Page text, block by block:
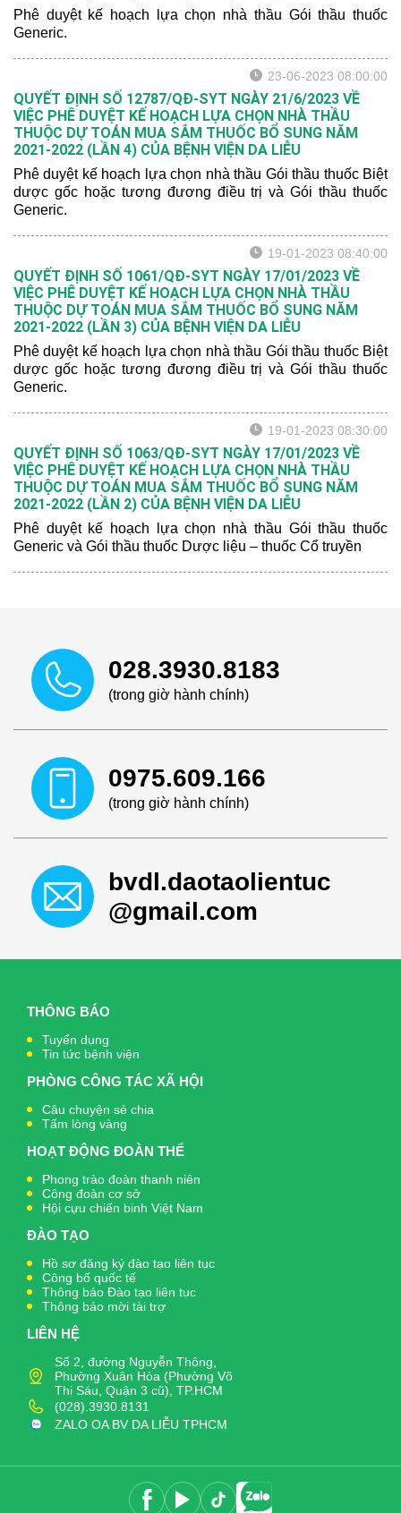
Phê duyệt kế hoạch lựa chọn nhà thầu Gói thầu thuốc
Generic.
23-06-2023 08:00:00
QUYẾT ĐỊNH SỐ 12787/QĐ-SYT NGÀY 21/6/2023 VỀ
VIỆC PHÊ DUYỆT KẾ HOẠCH LỰA CHỌN NHÀ THẦU
THUỘC DỰ TOÁN MUA SẮM THUỐC BỔ SUNG NĂM
2021-2022 (LẦN 4) CỦA BỆNH VIỆN DA LIỄU
Phê duyệt kế hoạch lựa chọn nhà thầu Gói thầu thuốc Biệt
dược gốc hoặc tương đương điều trị và Gói thầu thuốc
Generic.
19-01-2023 08:40:00
QUYẾT ĐỊNH SỐ 1061/QĐ-SYT NGÀY 17/01/2023 VỀ
VIỆC PHÊ DUYỆT KẾ HOẠCH LỰA CHỌN NHÀ THẦU
THUỘC DỰ TOÁN MUA SẮM THUỐC BỔ SUNG NĂM
2021-2022 (LẦN 3) CỦA BỆNH VIỆN DA LIỄU
Phê duyệt kế hoạch lựa chọn nhà thầu Gói thầu thuốc Biệt
dược gốc hoặc tương đương điều trị và Gói thầu thuốc
Generic.
19-01-2023 08:30:00
QUYẾT ĐỊNH SỐ 1063/QĐ-SYT NGÀY 17/01/2023 VỀ
VIỆC PHÊ DUYỆT KẾ HOẠCH LỰA CHỌN NHÀ THẦU
THUỘC DỰ TOÁN MUA SẮM THUỐC BỔ SUNG NĂM
2021-2022 (LẦN 2) CỦA BỆNH VIỆN DA LIỄU
Phê duyệt kế hoạch lựa chọn nhà thầu Gói thầu thuốc
Generic và Gói thầu thuốc Dược liệu – thuốc Cổ truyền
028.3930.8183
(trong giờ hành chính)
0975.609.166
(trong giờ hành chính)
bvdl.daotaolientuc
@gmail.com
THÔNG BÁO
Tuyển dụng
Tin tức bệnh viện
PHÒNG CÔNG TÁC XÃ HỘI
Câu chuyện sẻ chia
Tấm lòng vàng
HOẠT ĐỘNG ĐOÀN THỂ
Phong trào đoàn thanh niên
Công đoàn cơ sở
Hội cựu chiến binh Việt Nam
ĐÀO TẠO
Hồ sơ đăng ký đào tạo liên tục
Công bố quốc tế
Thông báo Đào tạo liên tục
Thông báo mời tài trợ
LIÊN HỆ
Số 2, đường Nguyễn Thông,
Phường Xuân Hòa (Phường Võ
Thị Sáu, Quận 3 cũ), TP.HCM
(028).3930.8131
ZALO OA BV DA LIỄU TPHCM